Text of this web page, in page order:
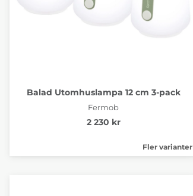
Balad Utomhuslampa 12 cm 3-pack
Fermob
2 230 kr
Fler varianter